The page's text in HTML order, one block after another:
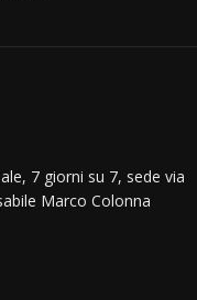
7 giorni su 7, sede via
Marco Colonna